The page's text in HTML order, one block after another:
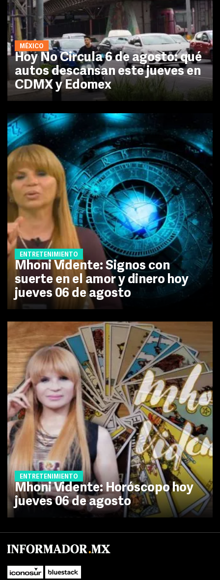
MÉXICO
Hoy No Circula 6 de agosto: qué
autos descansan este jueves en
CDMX y Edomex
ENTRETENIMIENTO
Mhoni Vidente: Signos con
suerte en el amor y dinero hoy
jueves 06 de agosto
ENTRETENIMIENTO
Mhoni Vidente: Horóscopo hoy
jueves 06 de agosto